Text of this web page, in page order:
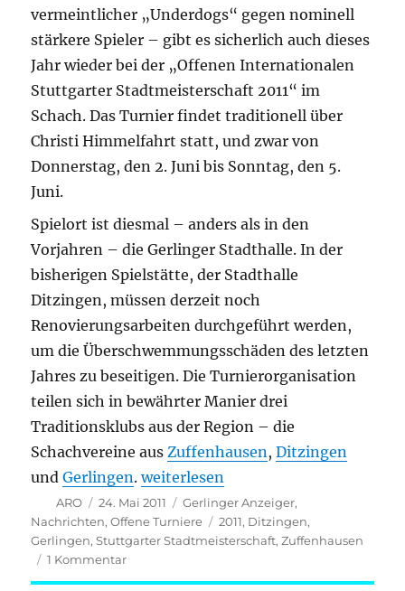
vermeintlicher „Underdogs“ gegen nominell
stärkere Spieler – gibt es sicherlich auch dieses
Jahr wieder bei der „Offenen Internationalen
Stuttgarter Stadtmeisterschaft 2011“ im
Schach. Das Turnier findet traditionell über
Christi Himmelfahrt statt, und zwar von
Donnerstag, den 2. Juni bis Sonntag, den 5.
Juni.
Spielort ist diesmal – anders als in den
Vorjahren – die Gerlinger Stadthalle. In der
bisherigen Spielstätte, der Stadthalle
Ditzingen, müssen derzeit noch
Renovierungsarbeiten durchgeführt werden,
um die Überschwemmungsschäden des letzten
Jahres zu beseitigen. Die Turnierorganisation
teilen sich in bewährter Manier drei
Traditionsklubs aus der Region – die
Schachvereine ausZuffenhausen,Ditzingen
undGerlingen.„Internationale Stuttgarter
weiterlesen
Autor
ARO
Veröffentlicht
am
24. Mai 2011 Kategorien
Gerlinger Anzeiger,
Nachrichten,Offene Turniere Schlagwörter
2011, Ditzingen,
Gerlingen,Stuttgarter Stadtmeisterschaft,Zuffenhausen
1 Kommentarzu
Internationale